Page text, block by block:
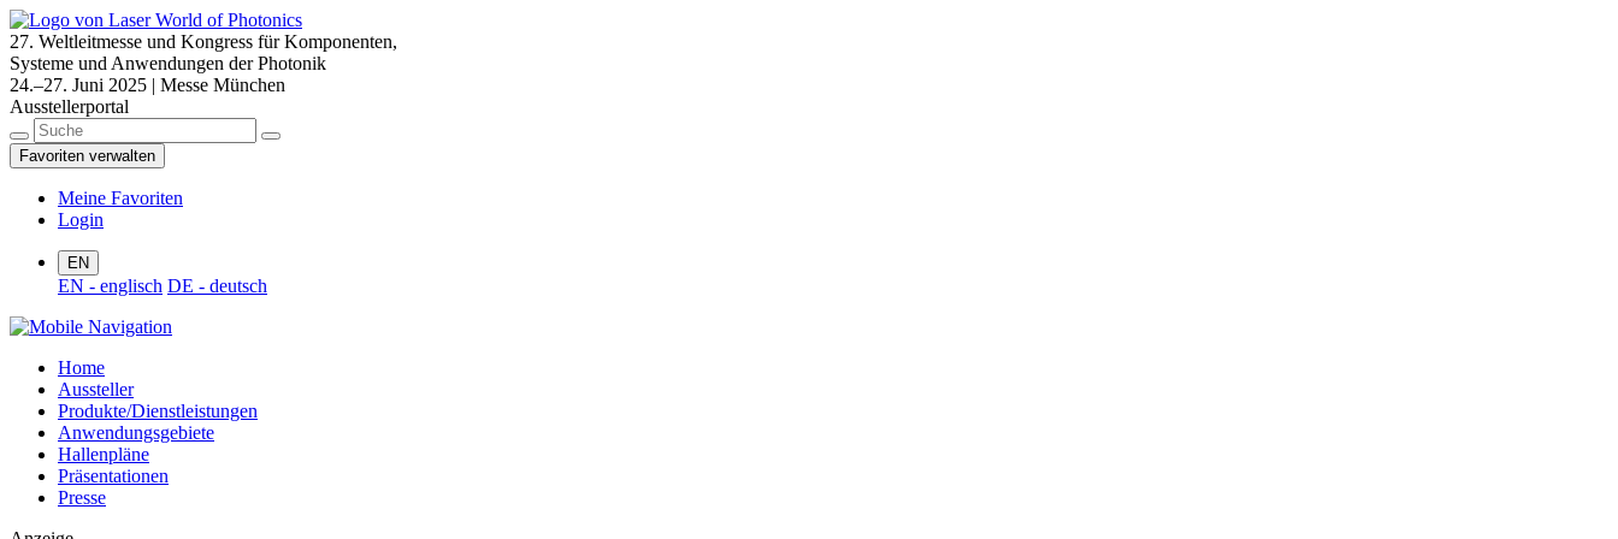
27. Weltleitmesse und Kongress für Komponenten,
Systeme und Anwendungen der Photonik
24.–27. Juni 2025 | Messe München
Ausstellerportal
Favoriten verwalten
Meine Favoriten
Login
EN
EN - englisch DE - deutsch
Home
Aussteller
Produkte/Dienstleistungen
Anwendungsgebiete
Hallenpläne
Präsentationen
Presse